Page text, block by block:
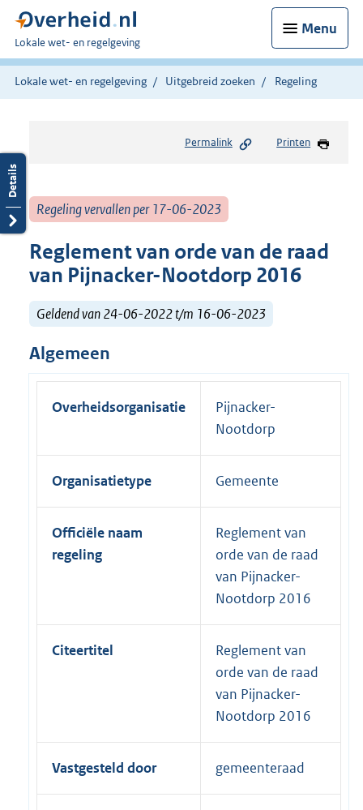
Menu
U
bent
hier:
Lokale wet- en regelgeving
Lokale wet- en regelgeving Uitgebreid zoeken Regeling
Permalink Printen
Regeling vervallen per 17-06-2023
Reglement van orde van de raad
van Pijnacker-Nootdorp 2016
Geldend van 24-06-2022 t/m 16-06-2023
Algemeen
Overheidsorganisatie
Pijnacker-
Nootdorp
Organisatietype Gemeente
Officiële naam
regeling
Reglement van
orde van de raad
van Pijnacker-
Nootdorp 2016
Citeertitel
Reglement van
orde van de raad
van Pijnacker-
Nootdorp 2016
Vastgesteld door gemeenteraad